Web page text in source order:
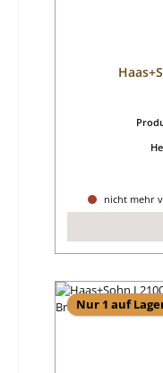
nicht mehr
Nur 1 auf